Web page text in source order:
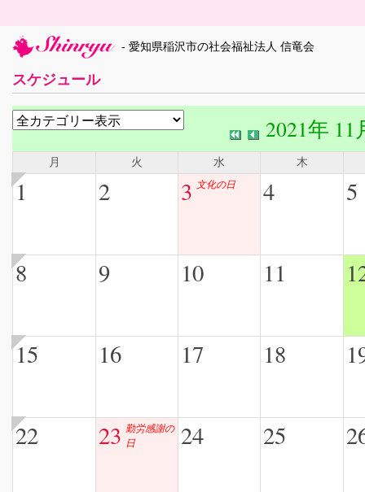
- 愛知県稲沢市の社会福祉法人 信竜会
スケジュール
2021年 11
月 火 水 木
1 2 3 文化の日 4 5
8 9 10 11
15 16 17 18
22 23 勤労感謝の
日
24 25